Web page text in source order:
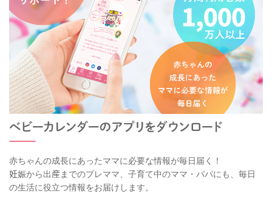
赤ちゃんの成長にあったママに必要な情報が毎日届く！
妊娠から出産までのプレママ、子育て中のママ・パパにも、毎日
の生活に役立つ情報をお届けします。